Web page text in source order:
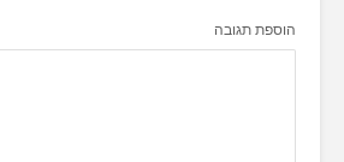
הוספת תגובה